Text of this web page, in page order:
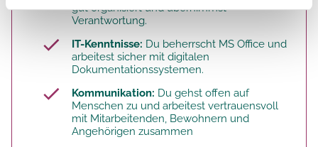
gut organisiert und übernimmst
Verantwortung.
IT-Kenntnisse: Du beherrscht MS Office und
arbeitest sicher mit digitalen
Dokumentationssystemen.
Kommunikation: Du gehst offen auf
Menschen zu und arbeitest vertrauensvoll
mit Mitarbeitenden, Bewohnern und
Angehörigen zusammen